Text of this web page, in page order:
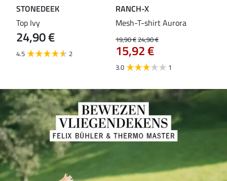
STONEDEEK
Top Ivy
24,90 €
4.5 2
RANCH-X
Mesh-T-shirt Aurora
19,90 €24,90 €
15,92 €
3.0 1